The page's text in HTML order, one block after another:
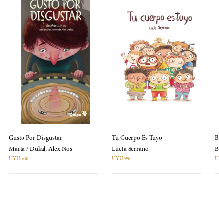
Gusto Por Disgustar
Marta / Dukal, Alex Nos
UYU 560
Tu Cuerpo Es Tuyo
Lucia Serrano
UYU 990